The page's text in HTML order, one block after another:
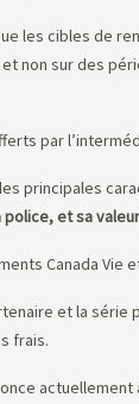
les cibles de
non sur des
par
principales
et sa
Canada Vie
et la série
frais.